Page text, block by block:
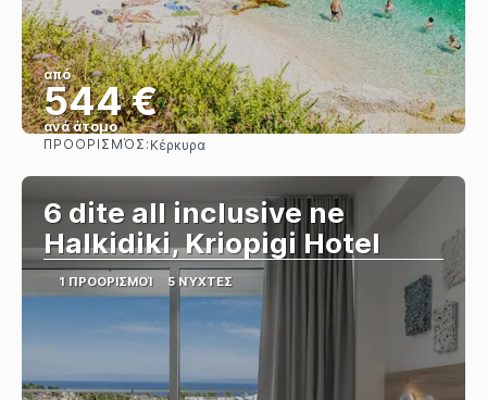
από
544 €
ανά άτομο
ΠΡΟΟΡΙΣΜΌΣ: Κέρκυρα
6 dite all inclusive ne
Halkidiki, Kriopigi Hotel
1 ΠΡΟΟΡΙΣΜΟΊ 5 ΝΎΧΤΕΣ